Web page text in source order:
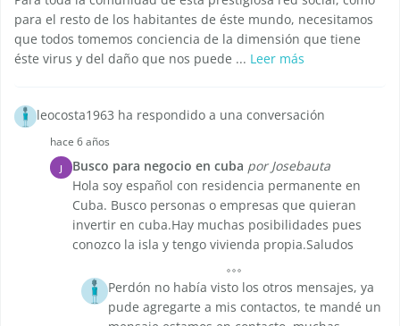
para el resto de los habitantes de éste mundo, necesitamos
que todos tomemos conciencia de la dimensión que tiene
éste virus y del daño que nos puede ... Leer más
leocosta1963 ha respondido a una conversación
hace 6 años
J Busco para negocio en cuba por Josebauta
Hola soy español con residencia permanente en
Cuba. Busco personas o empresas que quieran
invertir en cuba.Hay muchas posibilidades pues
conozco la isla y tengo vivienda propia.Saludos
Perdón no había visto los otros mensajes, ya
pude agregarte a mis contactos, te mandé un